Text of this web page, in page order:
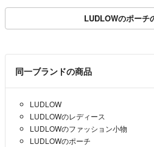
LUDLOWのポーチ
同一ブランドの商品
LUDLOW
LUDLOWのレディース
LUDLOWのファッション小物
LUDLOWのポーチ